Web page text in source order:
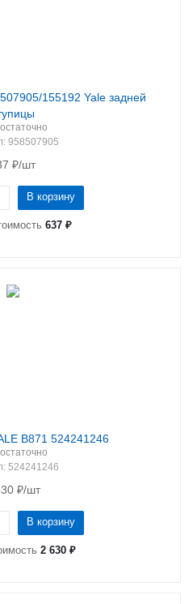
155192 Yale задней
: 958507905
₽/шт
В корзину
637 ₽
B871 524241246
: 524241246
₽/шт
В корзину
2 630 ₽